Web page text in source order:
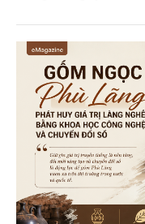
trường phối hợp với
tỉnh Lai Châu tổ
hút sự tham gia
các đơn vị thuộc
chuyên gia, nhà
trường tỉnh Lai
doanh nghiệp ở